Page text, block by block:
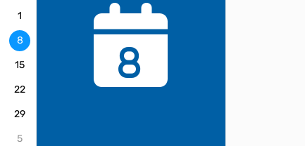
1
8
15
22
29
5
8